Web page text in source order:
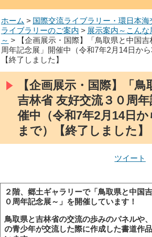
ホーム > 国際交流ライブラリー・環日本海
ライブラリーのご案内 > 展示案内～こん
～ > 【企画展示・国際】「鳥取県と中国吉
周年記念展」開催中（令和7年2月14日から
【終了しました】
【企画展示・国際】「鳥
吉林省 友好交流３０周
催中（令和7年2月14日か
まで）【終了しました】
ツイート
２階、郷土ギャラリーで「鳥取県と中国
０周年記念展～」を開催しています！
鳥取県と吉林省の交流の歩みのパネルや
の青少年が交流した際に作成した書道作